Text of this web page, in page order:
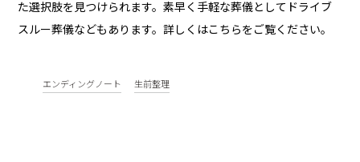
た選択肢を見つけられます。素早く手軽な葬儀としてドライブ
スルー葬儀などもあります。詳しくはこちらをご覧ください。
エンディングノート 生前整理